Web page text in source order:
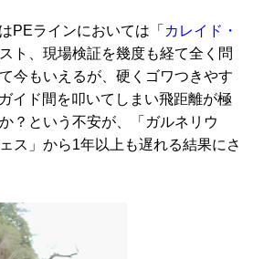
PEラインにおいては「 カレイド・
ト、現場検証を幾度も経て全く問
今もいえるが、硬くゴワつきやす
イド間を叩いてしまい飛距離が極
？という不安が、「ガルネリウ
ス」から1年以上も遅れる結果にさ